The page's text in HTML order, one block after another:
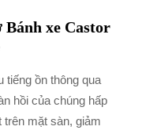
xe Castor
tiếng ồn thông qua
hồi của chúng hấp
mặt sàn, giảm